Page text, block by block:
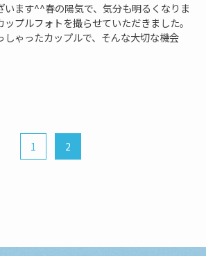
います^^春の陽気で、気分も明るくなりま
プルフォトを撮らせていただきました。
しゃったカップルで、そんな大切な機会
1 2